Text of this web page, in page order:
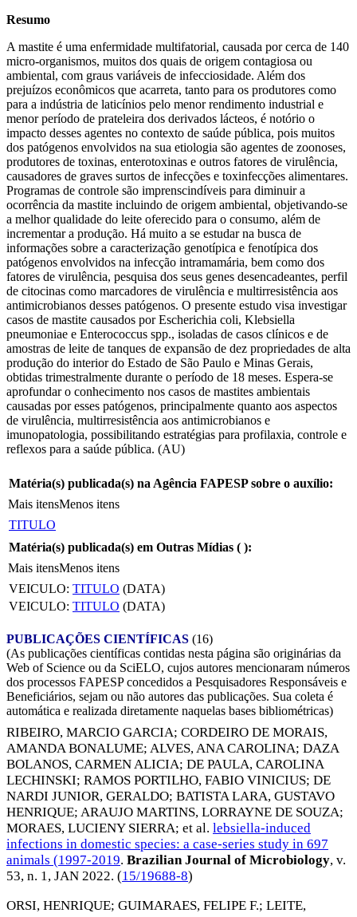
Resumo
A mastite é uma enfermidade multifatorial, causada por cerca de 140
micro-organismos, muitos dos quais de origem contagiosa ou
ambiental, com graus variáveis de infecciosidade. Além dos
prejuízos econômicos que acarreta, tanto para os produtores como
para a indústria de laticínios pelo menor rendimento industrial e
menor período de prateleira dos derivados lácteos, é notório o
impacto desses agentes no contexto de saúde pública, pois muitos
dos patógenos envolvidos na sua etiologia são agentes de zoonoses,
produtores de toxinas, enterotoxinas e outros fatores de virulência,
causadores de graves surtos de infecções e toxinfecções alimentares.
Programas de controle são imprenscindíveis para diminuir a
ocorrência da mastite incluindo de origem ambiental, objetivando-se
a melhor qualidade do leite oferecido para o consumo, além de
incrementar a produção. Há muito a se estudar na busca de
informações sobre a caracterização genotípica e fenotípica dos
patógenos envolvidos na infecção intramamária, bem como dos
fatores de virulência, pesquisa dos seus genes desencadeantes, perfil
de citocinas como marcadores de virulência e multirresistência aos
antimicrobianos desses patógenos. O presente estudo visa investigar
casos de mastite causados por Escherichia coli, Klebsiella
pneumoniae e Enterococcus spp., isoladas de casos clínicos e de
amostras de leite de tanques de expansão de dez propriedades de alta
produção do interior do Estado de São Paulo e Minas Gerais,
obtidas trimestralmente durante o período de 18 meses. Espera-se
aprofundar o conhecimento nos casos de mastites ambientais
causadas por esses patógenos, principalmente quanto aos aspectos
de virulência, multirresistência aos antimicrobianos e
imunopatologia, possibilitando estratégias para profilaxia, controle e
reflexos para a saúde pública. (AU)
Matéria(s) publicada(s) na Agência FAPESP sobre o auxílio:
Mais itensMenos itens
TITULO
Matéria(s) publicada(s) em Outras Mídias ( ):
Mais itensMenos itens
VEICULO: TITULO (DATA)
VEICULO: TITULO (DATA)
PUBLICAÇÕES CIENTÍFICAS (16)
(As publicações científicas contidas nesta página são originárias da
Web of Science ou da SciELO, cujos autores mencionaram números
dos processos FAPESP concedidos a Pesquisadores Responsáveis e
Beneficiários, sejam ou não autores das publicações. Sua coleta é
automática e realizada diretamente naquelas bases bibliométricas)
RIBEIRO, MARCIO GARCIA; CORDEIRO DE MORAIS,
AMANDA BONALUME; ALVES, ANA CAROLINA; DAZA
BOLANOS, CARMEN ALICIA; DE PAULA, CAROLINA
LECHINSKI; RAMOS PORTILHO, FABIO VINICIUS; DE
NARDI JUNIOR, GERALDO; BATISTA LARA, GUSTAVO
HENRIQUE; ARAUJO MARTINS, LORRAYNE DE SOUZA;
MORAES, LUCIENY SIERRA; et al. lebsiella-induced
infections in domestic species: a case-series study in 697
animals (1997-2019. Brazilian Journal of Microbiology, v.
53, n. 1, JAN 2022. (15/19688-8)
ORSI, HENRIQUE; GUIMARAES, FELIPE F.; LEITE,